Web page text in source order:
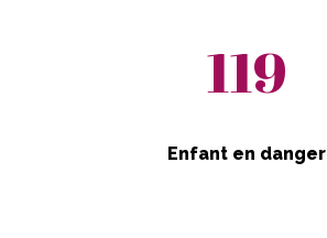
119
Enfant en danger